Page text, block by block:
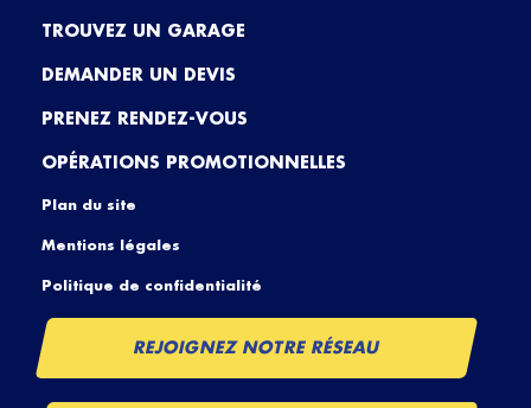
TROUVEZ UN GARAGE
DEMANDER UN DEVIS
PRENEZ RENDEZ-VOUS
OPÉRATIONS PROMOTIONNELLES
Plan du site
Mentions légales
Politique de confidentialité
REJOIGNEZ NOTRE RÉSEAU